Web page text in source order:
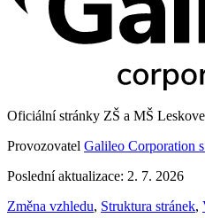
Oficiální stránky ZŠ a MŠ
Provozovatel Galileo Corporation
Poslední aktualizace: 2. 7. 2026
Změna vzhledu, Struktura stránek,